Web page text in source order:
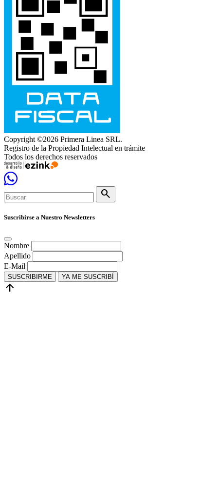
Copyright ©2026 Primera Linea SRL.
Registro de la Propiedad Intelectual en trámite
Todos los derechos reservados
search
Suscribirse a Nuestro Newsletters
Nombre
Apellido
E-Mail
SUSCRIBIRME YA ME SUSCRIBÍ
arrow_upward